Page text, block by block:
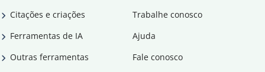
Citações e criações
Ferramentas de IA
Outras ferramentas
Trabalhe conosco
Ajuda
Fale conosco